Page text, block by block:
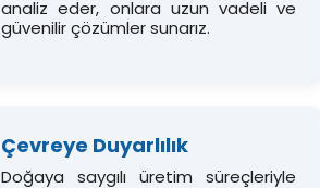
analiz eder, onlara uzun vadeli ve
güvenilir çözümler sunarız.
Çevreye Duyarlılık
Doğaya saygılı üretim süreçleriyle